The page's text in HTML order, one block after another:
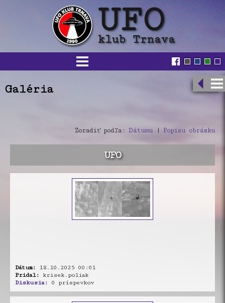
Galéria
Zoradiť podľa: Dátumu | Popisu obrázku
UFO
Dátum: 18.10.2025 00:01
Pridal: krisek.poliak
Diskusia: 0 príspevkov